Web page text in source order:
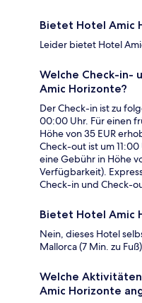
Bietet Hotel Amic
Leider bietet Hotel
Welche Check-in-
Amic Horizonte?
Der Check-in ist zu
00:00 Uhr. Für einen
Höhe von 35 EUR
Check-out ist um
eine Gebühr in Höhe
Verfügbarkeit).
Check-in und Check-
Bietet Hotel Amic
Nein, dieses Hotel
Mallorca (7 Min. zu
Welche
Amic Horizonte